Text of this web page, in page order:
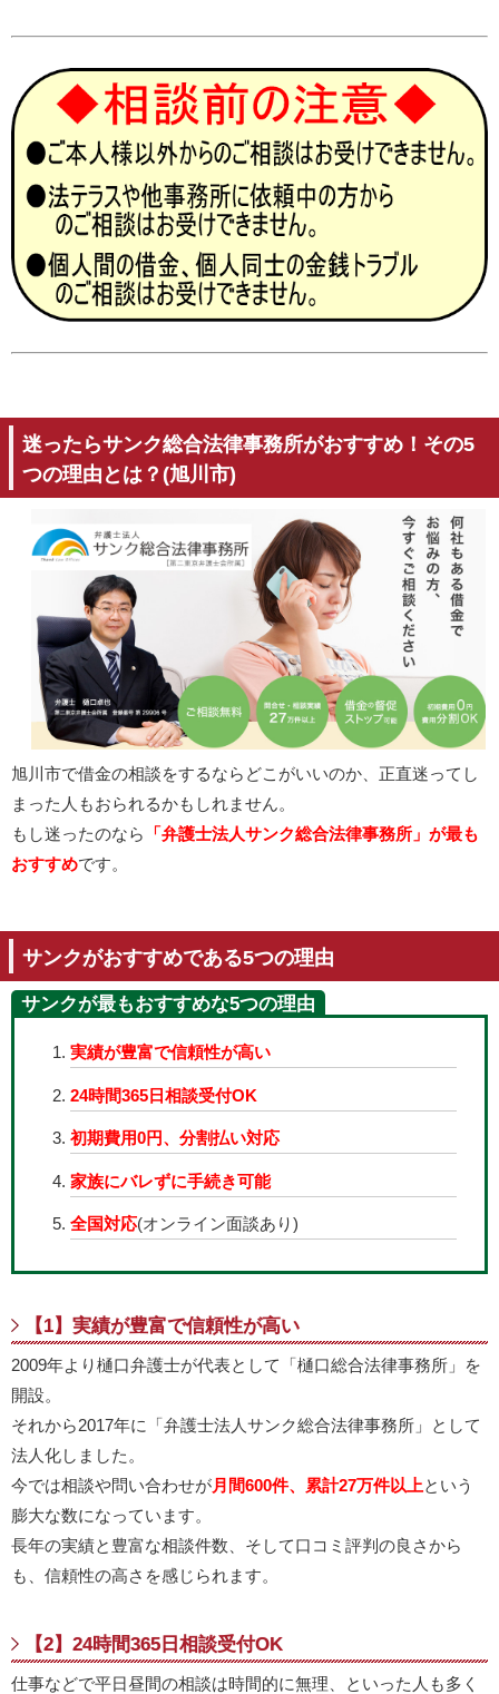
迷ったらサンク総合法律事務所がおすすめ！その5
つの理由とは？(旭川市)
旭川市で借金の相談をするならどこがいいのか、正直迷ってし
まった人もおられるかもしれません。
もし迷ったのなら
「弁護士法人サンク総合法律事務所」が最も
おすすめです。
サンクがおすすめである5つの理由
サンクが最もおすすめな5つの理由
実績が豊富で信頼性が高い
24時間365日相談受付OK
初期費用0円、分割払い対応
家族にバレずに手続き可能
全国対応(オンライン面談あり)
【1】実績が豊富で信頼性が高い
2009年より樋口弁護士が代表として「樋口総合法律事務所」を
開設。
それから2017年に「弁護士法人サンク総合法律事務所」として
法人化しました。
今では相談や問い合わせが月間600件、累計27万件以上という
膨大な数になっています。
長年の実績と豊富な相談件数、そして口コミ評判の良さから
も、信頼性の高さを感じられます。
【2】24時間365日相談受付OK
仕事などで平日昼間の相談は時間的に無理、といった人も多く